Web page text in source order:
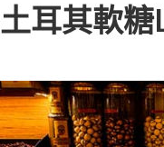
土耳其軟